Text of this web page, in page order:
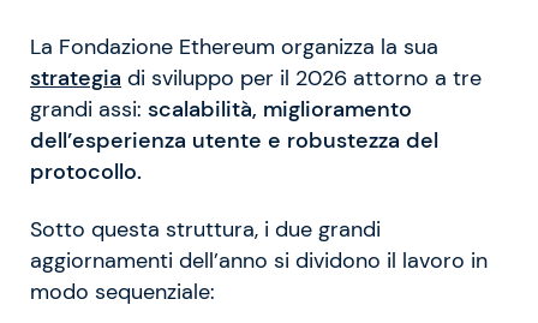
La Fondazione Ethereum organizza la sua
strategia di sviluppo per il 2026 attorno a tre
grandi assi: scalabilità, miglioramento
dell’esperienza utente e robustezza del
protocollo.
Sotto questa struttura, i due grandi
aggiornamenti dell’anno si dividono il lavoro in
modo sequenziale: